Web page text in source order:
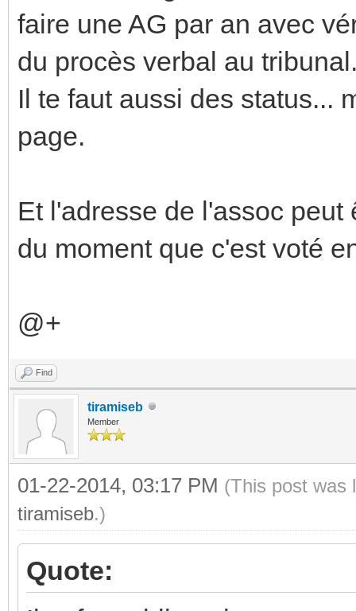
faire une AG par an avec
du procès verbal au
Il te faut aussi des status...
page.
Et l'adresse de l'assoc
du moment que c'est voté
@+
Find
tiramiseb
Member
01-22-2014, 03:17 PM (This post was
tiramiseb.)
Quote: